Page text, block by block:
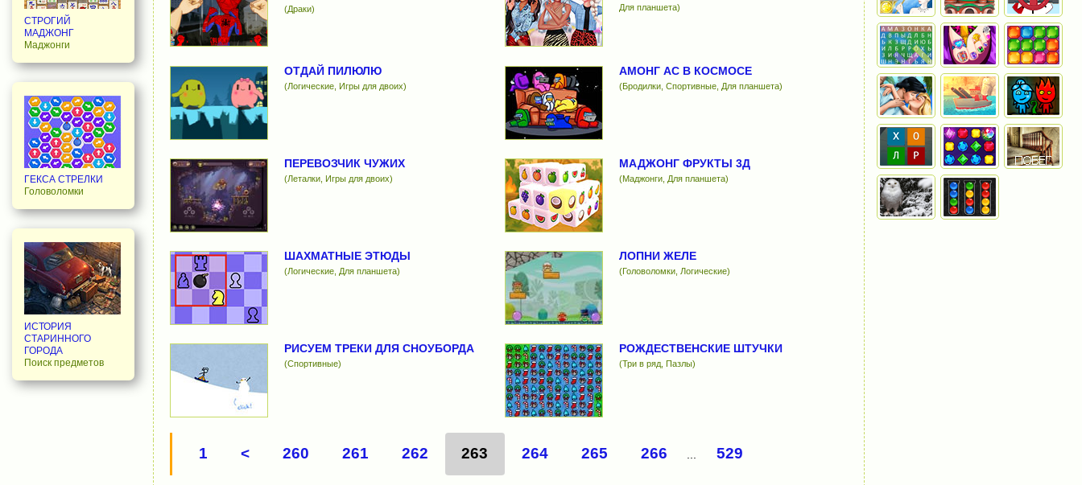
(Драки)
Для планшета)
ОТДАЙ ПИЛЮЛЮ
(Логические, Игры для двоих)
АМОНГ АС В КОСМОСЕ
(Бродилки, Спортивные, Для планшета)
ПЕРЕВОЗЧИК ЧУЖИХ
(Леталки, Игры для двоих)
МАДЖОНГ ФРУКТЫ 3Д
(Маджонги, Для планшета)
ШАХМАТНЫЕ ЭТЮДЫ
(Логические, Для планшета)
ЛОПНИ ЖЕЛЕ
(Головоломки, Логические)
РИСУЕМ ТРЕКИ ДЛЯ СНОУБОРДА
(Спортивные)
РОЖДЕСТВЕНСКИЕ ШТУЧКИ
(Три в ряд, Пазлы)
1 < 260 261 262 263 264 265 266 ... 529
СТРОГИЙ
МАДЖОНГ
Маджонги
ГЕКСА СТРЕЛКИ
Головоломки
ИСТОРИЯ
СТАРИННОГО
ГОРОДА
Поиск предметов